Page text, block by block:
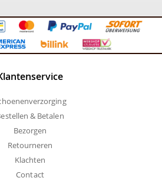
& Betalen
Bezorgen
Retourneren
Klachten
Contact